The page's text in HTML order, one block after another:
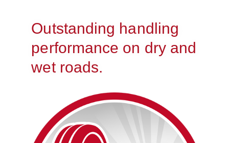
Outstanding handling
performance on dry and
wet roads.